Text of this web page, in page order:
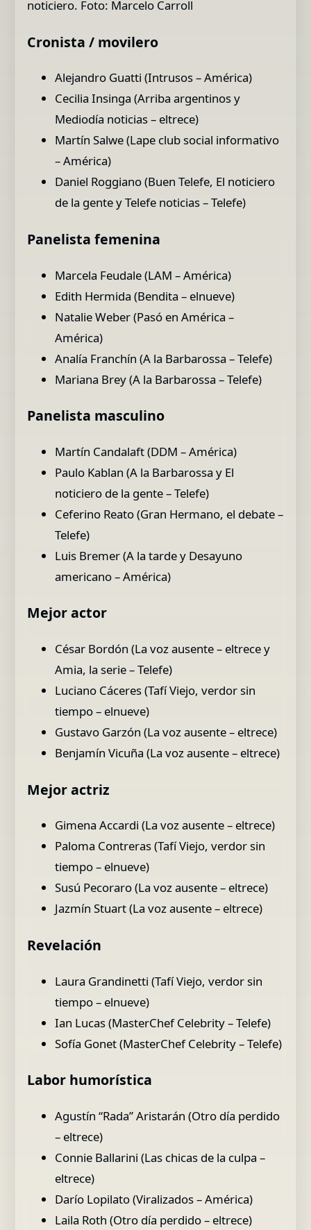
noticiero. Foto: Marcelo Carroll
Cronista / movilero
Alejandro Guatti (Intrusos – América)
Cecilia Insinga (Arriba argentinos y
Mediodía noticias – eltrece)
Martín Salwe (Lape club social informativo
– América)
Daniel Roggiano (Buen Telefe, El noticiero
de la gente y Telefe noticias – Telefe)
Panelista femenina
Marcela Feudale (LAM – América)
Edith Hermida (Bendita – elnueve)
Natalie Weber (Pasó en América –
América)
Analía Franchín (A la Barbarossa – Telefe)
Mariana Brey (A la Barbarossa – Telefe)
Panelista masculino
Martín Candalaft (DDM – América)
Paulo Kablan (A la Barbarossa y El
noticiero de la gente – Telefe)
Ceferino Reato (Gran Hermano, el debate –
Telefe)
Luis Bremer (A la tarde y Desayuno
americano – América)
Mejor actor
César Bordón (La voz ausente – eltrece y
Amia, la serie – Telefe)
Luciano Cáceres (Tafí Viejo, verdor sin
tiempo – elnueve)
Gustavo Garzón (La voz ausente – eltrece)
Benjamín Vicuña (La voz ausente – eltrece)
Mejor actriz
Gimena Accardi (La voz ausente – eltrece)
Paloma Contreras (Tafí Viejo, verdor sin
tiempo – elnueve)
Susú Pecoraro (La voz ausente – eltrece)
Jazmín Stuart (La voz ausente – eltrece)
Revelación
Laura Grandinetti (Tafí Viejo, verdor sin
tiempo – elnueve)
Ian Lucas (MasterChef Celebrity – Telefe)
Sofía Gonet (MasterChef Celebrity – Telefe)
Labor humorística
Agustín “Rada” Aristarán (Otro día perdido
– eltrece)
Connie Ballarini (Las chicas de la culpa –
eltrece)
Darío Lopilato (Viralizados – América)
Laila Roth (Otro día perdido – eltrece)